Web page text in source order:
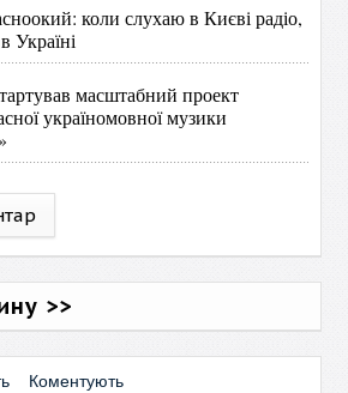
коли слухаю в Києві радіо,
Україні
масштабний проект
україномовної музики
>>
Коментують